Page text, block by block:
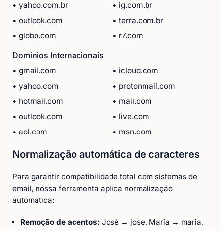
• yahoo.com.br
• ig.com.br
• outlook.com
• terra.com.br
• globo.com
• r7.com
Domínios Internacionais
• gmail.com
• icloud.com
• yahoo.com
• protonmail.com
• hotmail.com
• mail.com
• outlook.com
• live.com
• aol.com
• msn.com
Normalização automática de caracteres
Para garantir compatibilidade total com sistemas de
email, nossa ferramenta aplica normalização
automática:
Remoção de acentos: José → jose, María → maria,